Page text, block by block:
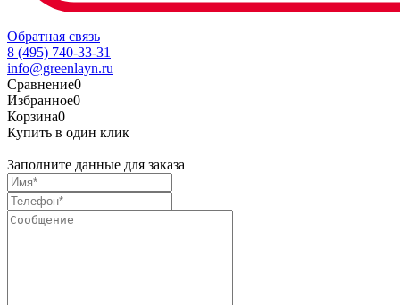
Обратная связь
8 (495) 740-33-31
info@greenlayn.ru
Сравнение0
Избранное0
Корзина0
Купить в один клик
Заполните данные для заказа